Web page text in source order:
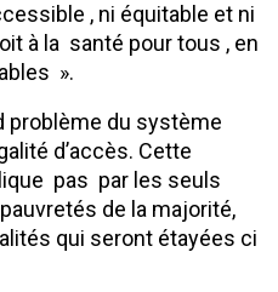
, ni équitable et ni
à la santé pour tous , en
».
problème du système
d’accès. Cette
pas par les seuls
de la majorité,
qui seront étayées ci